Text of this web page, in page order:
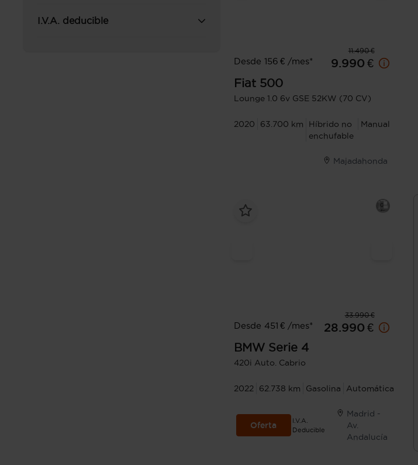
I.V.A. deducible
11.490 €
Desde 156 € /mes*
9.990 €
Fiat 500
Lounge 1.0 6v GSE 52KW (70 CV)
2020 63.700 km
Híbrido no
enchufable
Manual
Majadahonda
33.990 €
Desde 451 € /mes*
28.990 €
BMW Serie 4
420i Auto. Cabrio
2022 62.738 km Gasolina Automática
Oferta
I.V.A.
Deducible
Madrid -
Av.
Andalucía